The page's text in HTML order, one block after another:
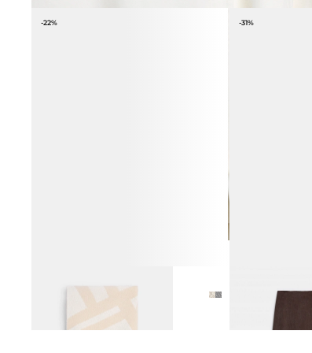
-22%
8 990 ₽
-31%
12 990 ₽